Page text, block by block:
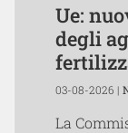
Ue:
degli
03-08-2026 |
La